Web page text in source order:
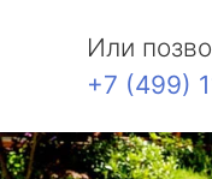
Или
+7 (499)